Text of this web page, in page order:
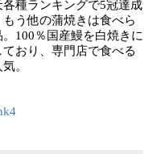
種ランキングで5冠達成
う他の蒲焼きは食べら
100％国産鰻を白焼きに
おり、専門店で食べる
。